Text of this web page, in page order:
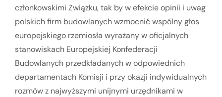
członkowskimi Związku, tak by w efekcie opinii i uwag
polskich firm budowlanych wzmocnić wspólny głos
europejskiego rzemiosła wyrażany w oficjalnych
stanowiskach Europejskiej Konfederacji
Budowlanych przedkładanych w odpowiednich
departamentach Komisji i przy okazji indywidualnych
rozmów z najwyższymi unijnymi urzędnikami w